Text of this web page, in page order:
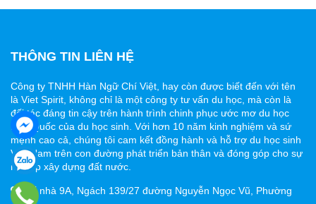
THÔNG TIN LIÊN HỆ
Công ty TNHH Hàn Ngữ Chí Việt, hay còn được biết đến với tên
là Viet Spirit, không chỉ là một công ty tư vấn du học, mà còn là
đối tác đáng tin cậy trên hành trình chinh phục ước mơ du học
Hàn Quốc của du học sinh. Với hơn 10 năm kinh nghiệm và sứ
mệnh cao cả, chúng tôi cam kết đồng hành và hỗ trợ du học sinh
Việt Nam trên con đường phát triển bản thân và đóng góp cho sự
nghiệp xây dựng đất nước.
Số nhà 9A, Ngách 139/27 đường Nguyễn Ngọc Vũ, Phường